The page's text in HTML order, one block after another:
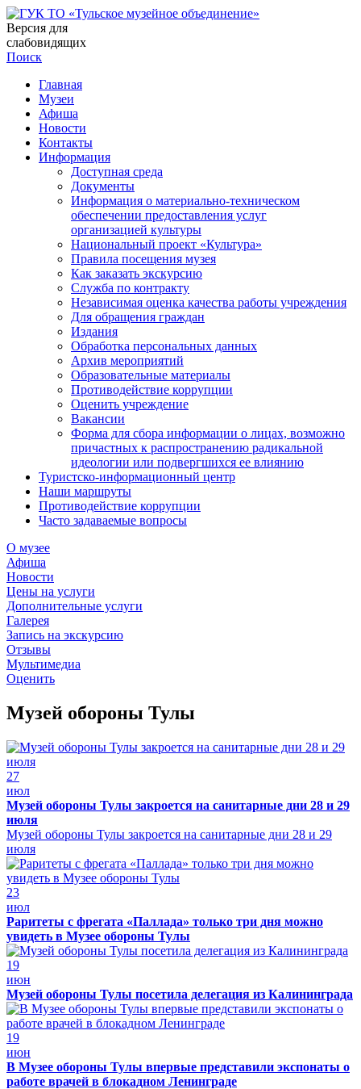
Версия для
слабовидящих
Поиск
Главная
Музеи
Афиша
Новости
Контакты
Информация
Доступная среда
Документы
Информация о материально-техническом
обеспечении предоставления услуг
организацией культуры
Национальный проект «Культура»
Правила посещения музея
Как заказать экскурсию
Служба по контракту
Независимая оценка качества работы учреждения
Для обращения граждан
Издания
Обработка персональных данных
Архив мероприятий
Образовательные материалы
Противодействие коррупции
Оценить учреждение
Вакансии
Форма для сбора информации о лицах, возможно
причастных к распространению радикальной
идеологии или подвергшихся ее влиянию
Туристско-информационный центр
Наши маршруты
Противодействие коррупции
Часто задаваемые вопросы
О музее
Афиша
Новости
Цены на услуги
Дополнительные услуги
Галерея
Запись на экскурсию
Отзывы
Мультимедиа
Оценить
Музей обороны Тулы
27
июл
Музей обороны Тулы закроется на санитарные дни 28 и 29
июля
Музей обороны Тулы закроется на санитарные дни 28 и 29
июля
23
июл
Раритеты с фрегата «Паллада» только три дня можно
увидеть в Музее обороны Тулы
19
июн
Музей обороны Тулы посетила делегация из Калининграда
19
июн
В Музее обороны Тулы впервые представили экспонаты о
работе врачей в блокадном Ленинграде